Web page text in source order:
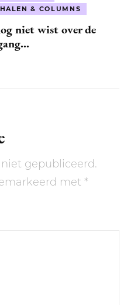
& COLUMNS
niet wist over de
gepubliceerd.
met *